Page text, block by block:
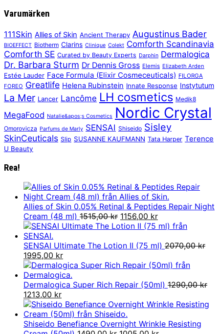
Varumärken
111Skin Allies of Skin Ancient Therapy Augustinus Bader
BIOEFFECT Biotherm Clarins Clinique Colekt Comforth Scandinavia
Comforth SE Curated by Beauty Experts Darphin Dermalogica
Dr. Barbara Sturm Dr Dennis Gross Elemis Elizabeth Arden
Estée Lauder Face Formula (Elixir Cosmeceuticals) FILORGA
FOREO Greatlife Helena Rubinstein Innate Response Instytutum
La Mer Lancer Lancôme LH cosmetics Medik8
MegaFood Natalie&apos;s Cosmetics Nordic Crystal
Omorovicza Parfums de Marly SENSAI Shiseido Sisley
SkinCeuticals Slip SUSANNE KAUFMANN Tata Harper Terence
U Beauty
Rea!
Allies of Skin 0.05% Retinal & Peptides Repair Night
Cream (48 ml) 1515,00kr Det
ursprungliga
var:
1156,00 krDet
nuvarande
är:
SENSAI Ultimate The Lotion II (75 ml) 2070,00kr
Det
ursprungliga
priset
var:
2070,00 kr.
1995,00 krDet
nuvarande
priset
är:
Dermalogica Super Rich Repair (50ml) 1290,00kr
Det
ursprungliga
priset
var:
1213,00 krDet
nuvarande
priset
är:
Shiseido Benefiance Overnight Wrinkle Resisting